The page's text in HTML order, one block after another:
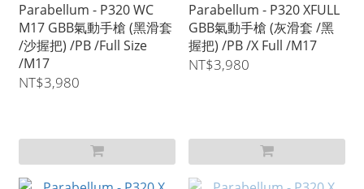
Parabellum - P320 WC
M17 GBB氣動手槍 (黑滑套
/沙握把) /PB /Full Size
/M17
NT$3,980
Parabellum - P320 XFULL
GBB氣動手槍 (灰滑套 /黑
握把) /PB /X Full /M17
NT$3,980